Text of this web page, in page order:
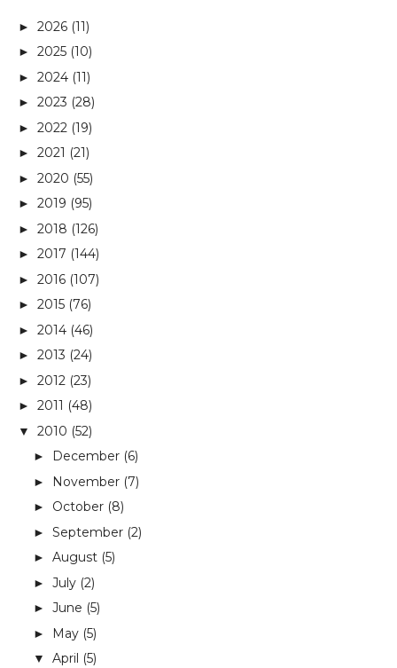
► 2026 (11)
► 2025 (10)
► 2024 (11)
► 2023 (28)
► 2022 (19)
► 2021 (21)
► 2020 (55)
► 2019 (95)
► 2018 (126)
► 2017 (144)
► 2016 (107)
► 2015 (76)
► 2014 (46)
► 2013 (24)
► 2012 (23)
► 2011 (48)
▼ 2010 (52)
► December (6)
► November (7)
► October (8)
► September (2)
► August (5)
► July (2)
► June (5)
► May (5)
▼ April (5)